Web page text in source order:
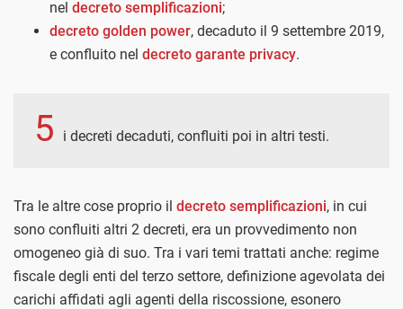
nel decreto semplificazioni;
decreto golden power, decaduto il 9 settembre 2019,
e confluito nel decreto garante privacy.
5 i decreti decaduti, confluiti poi in altri testi.
Tra le altre cose proprio il decreto semplificazioni, in cui
sono confluiti altri 2 decreti, era un provvedimento non
omogeneo già di suo. Tra i vari temi trattati anche: regime
fiscale degli enti del terzo settore, definizione agevolata dei
carichi affidati agli agenti della riscossione, esonero